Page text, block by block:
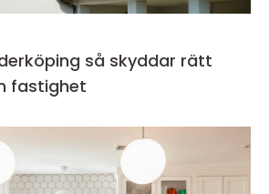
skyddar rätt
fastighet